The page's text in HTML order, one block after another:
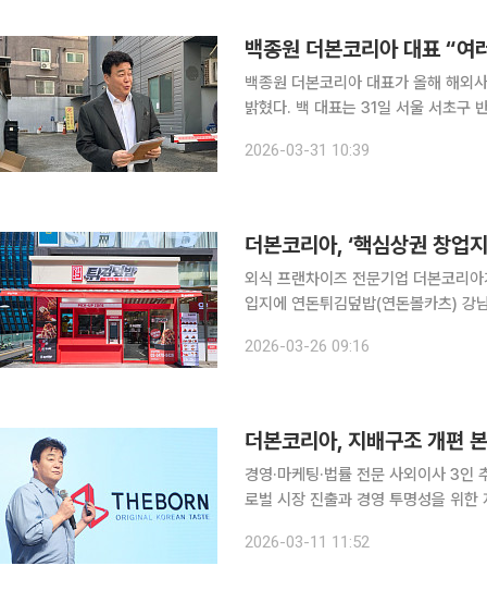
백종원 더본코리아 대표가 올해 해외
밝혔다. 백 대표는 31일 서울 서초구 반포동 더본코리아 창업설명회장에서 열린 제32기 정기 주주
다. 백 대표는 "상장 당시부터 M&A
2026-03-31 10:39
더본코리아, ‘핵심상권 창업
외식 프랜차이즈 전문기업 더본코리
입지에 연돈튀김덮밥(연돈볼카츠) 강남역점을 오픈한다. 26일
핵심상권 입지에 가맹점주가 안정적
2026-03-26 09:16
더본코리아, 지배구조 개편
경영·마케팅·법률 전문 사외이사 3인 추가
로벌 시장 진출과 경영 투명성을 위
2026-03-11 11:52